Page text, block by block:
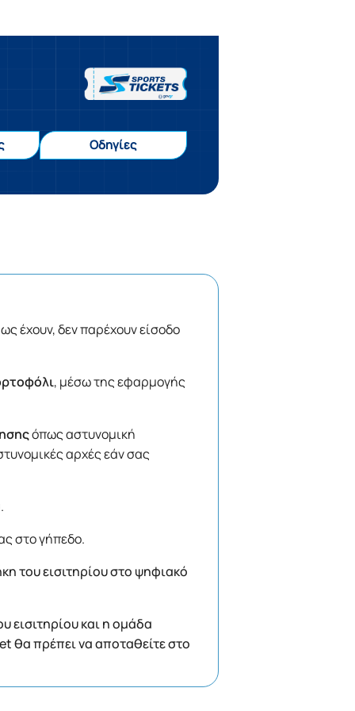
Οδηγίες
έχουν, δεν παρέχουν είσοδο
, μέσω της εφαρμογής
όπως αστυνομική
αρχές εάν σας
στο γήπεδο.
του εισιτηρίου στο ψηφιακό
εισιτηρίου και η ομάδα
θα πρέπει να αποταθείτε στο